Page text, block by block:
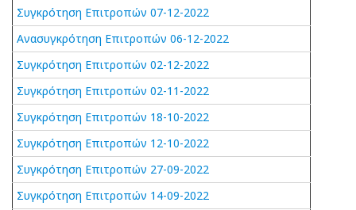
Συγκρότηση Επιτροπών 07-12-2022
Ανασυγκρότηση Επιτροπών 06-12-2022
Συγκρότηση Επιτροπών 02-12-2022
Συγκρότηση Επιτροπών 02-11-2022
Συγκρότηση Επιτροπών 18-10-2022
Συγκρότηση Επιτροπών 12-10-2022
Συγκρότηση Επιτροπών 27-09-2022
Συγκρότηση Επιτροπών 14-09-2022